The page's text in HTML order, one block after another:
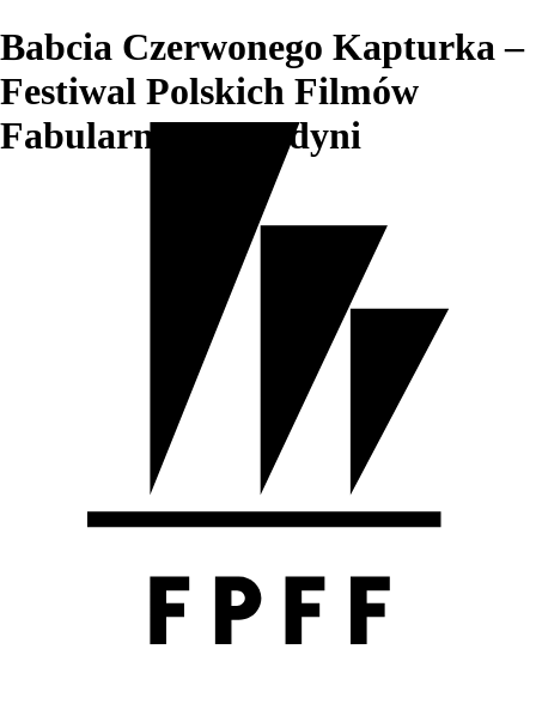
Babcia Czerwonego Kapturka –
Festiwal Polskich Filmów
Fabularnych w Gdyni